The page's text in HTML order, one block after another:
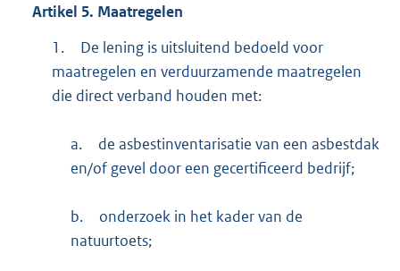
Artikel 5. Maatregelen
1.
De lening is uitsluitend bedoeld voor
maatregelen en verduurzamende maatregelen
die direct verband houden met:
a.
de asbestinventarisatie van een asbestdak
en/of gevel door een gecertificeerd bedrijf;
b.
onderzoek in het kader van de
natuurtoets;